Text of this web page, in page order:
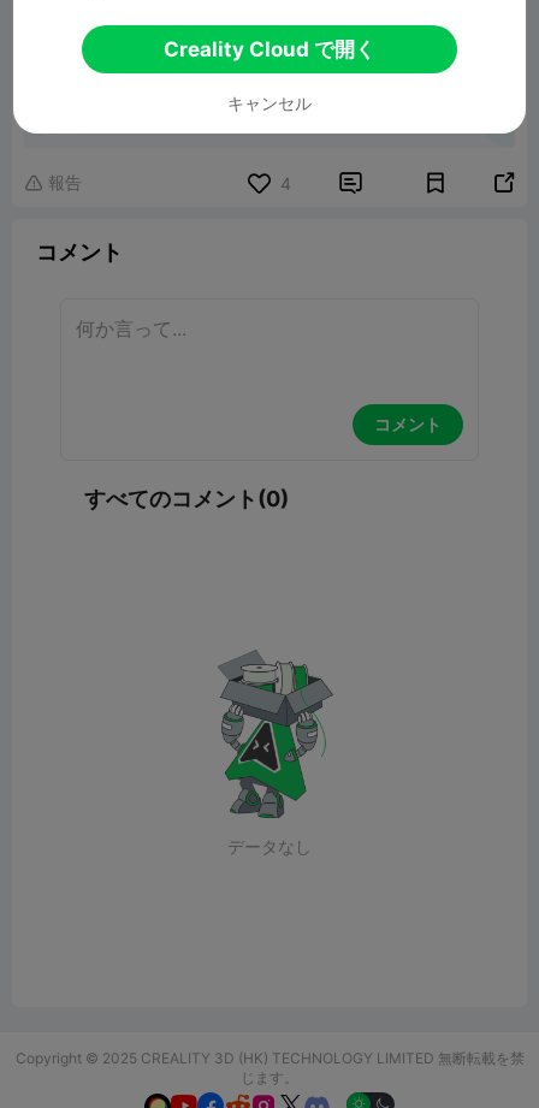
関連3Dモデル
 報告 4  
コメント
コメント
すべてのコメント(0)
データなし
Copyright © 2025 CREALITY 3D (HK) TECHNOLOGY LIMITED 無断転載を禁
じます。
Creality Cloud で開く
キャンセル